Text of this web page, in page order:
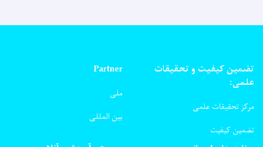
تضمین کیفیت و تحقیقات
علمی:
مرکز تحقیقات علمی
تضمین کیفیت
Partner
ملی
بین المللی